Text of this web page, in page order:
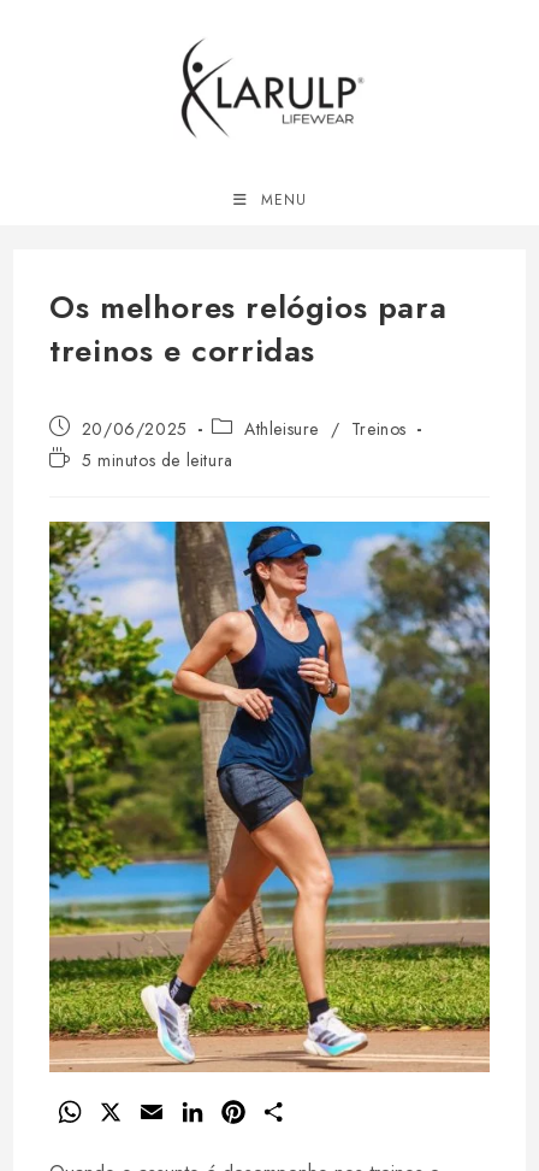
MENU
Os melhores relógios para
treinos e corridas
Post
publicado:
20/06/2025
Categoria
post:
Athleisure / Treinos
Tempo5 minutos de leitura
W